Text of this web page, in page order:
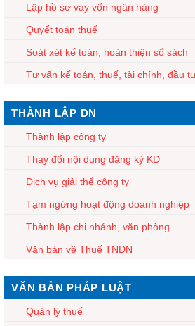
Lập hồ sơ vay vốn ngân hàng
Quyết toán thuế
Soát xét kế toán, hoàn thiện sổ sách
Tư vấn kế toán, thuế, tài chính, đầu
THÀNH LẬP DN
Thành lập công ty
Thay đổi nội dung đăng ký KD
Dịch vụ giải thể công ty
Tạm ngừng hoạt động doanh nghiệp
Thành lập chi nhánh, văn phòng
Văn bản về Thuế TNDN
VĂN BẢN PHÁP LUẬT
Quản lý thuế